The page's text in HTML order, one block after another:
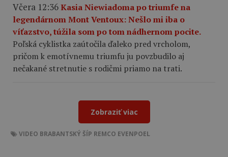
Včera 12:36Kasia Niewiadoma po triumfe na
legendárnom Mont Ventoux: Nešlo mi iba o
víťazstvo, túžila som po tom nádhernom pocite.
Poľská cyklistka zaútočila ďaleko pred vrcholom,
pričom k emotívnemu triumfu ju povzbudilo aj
nečakané stretnutie s rodičmi priamo na trati.
Zobraziť viac
VIDEO BRABANTSKÝ ŠÍP REMCO EVENPOEL